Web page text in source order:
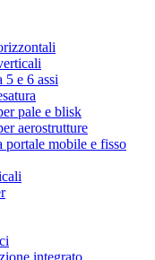
e 6 assi
pale e blisk
aerostrutture
portale mobile e fisso
integrato